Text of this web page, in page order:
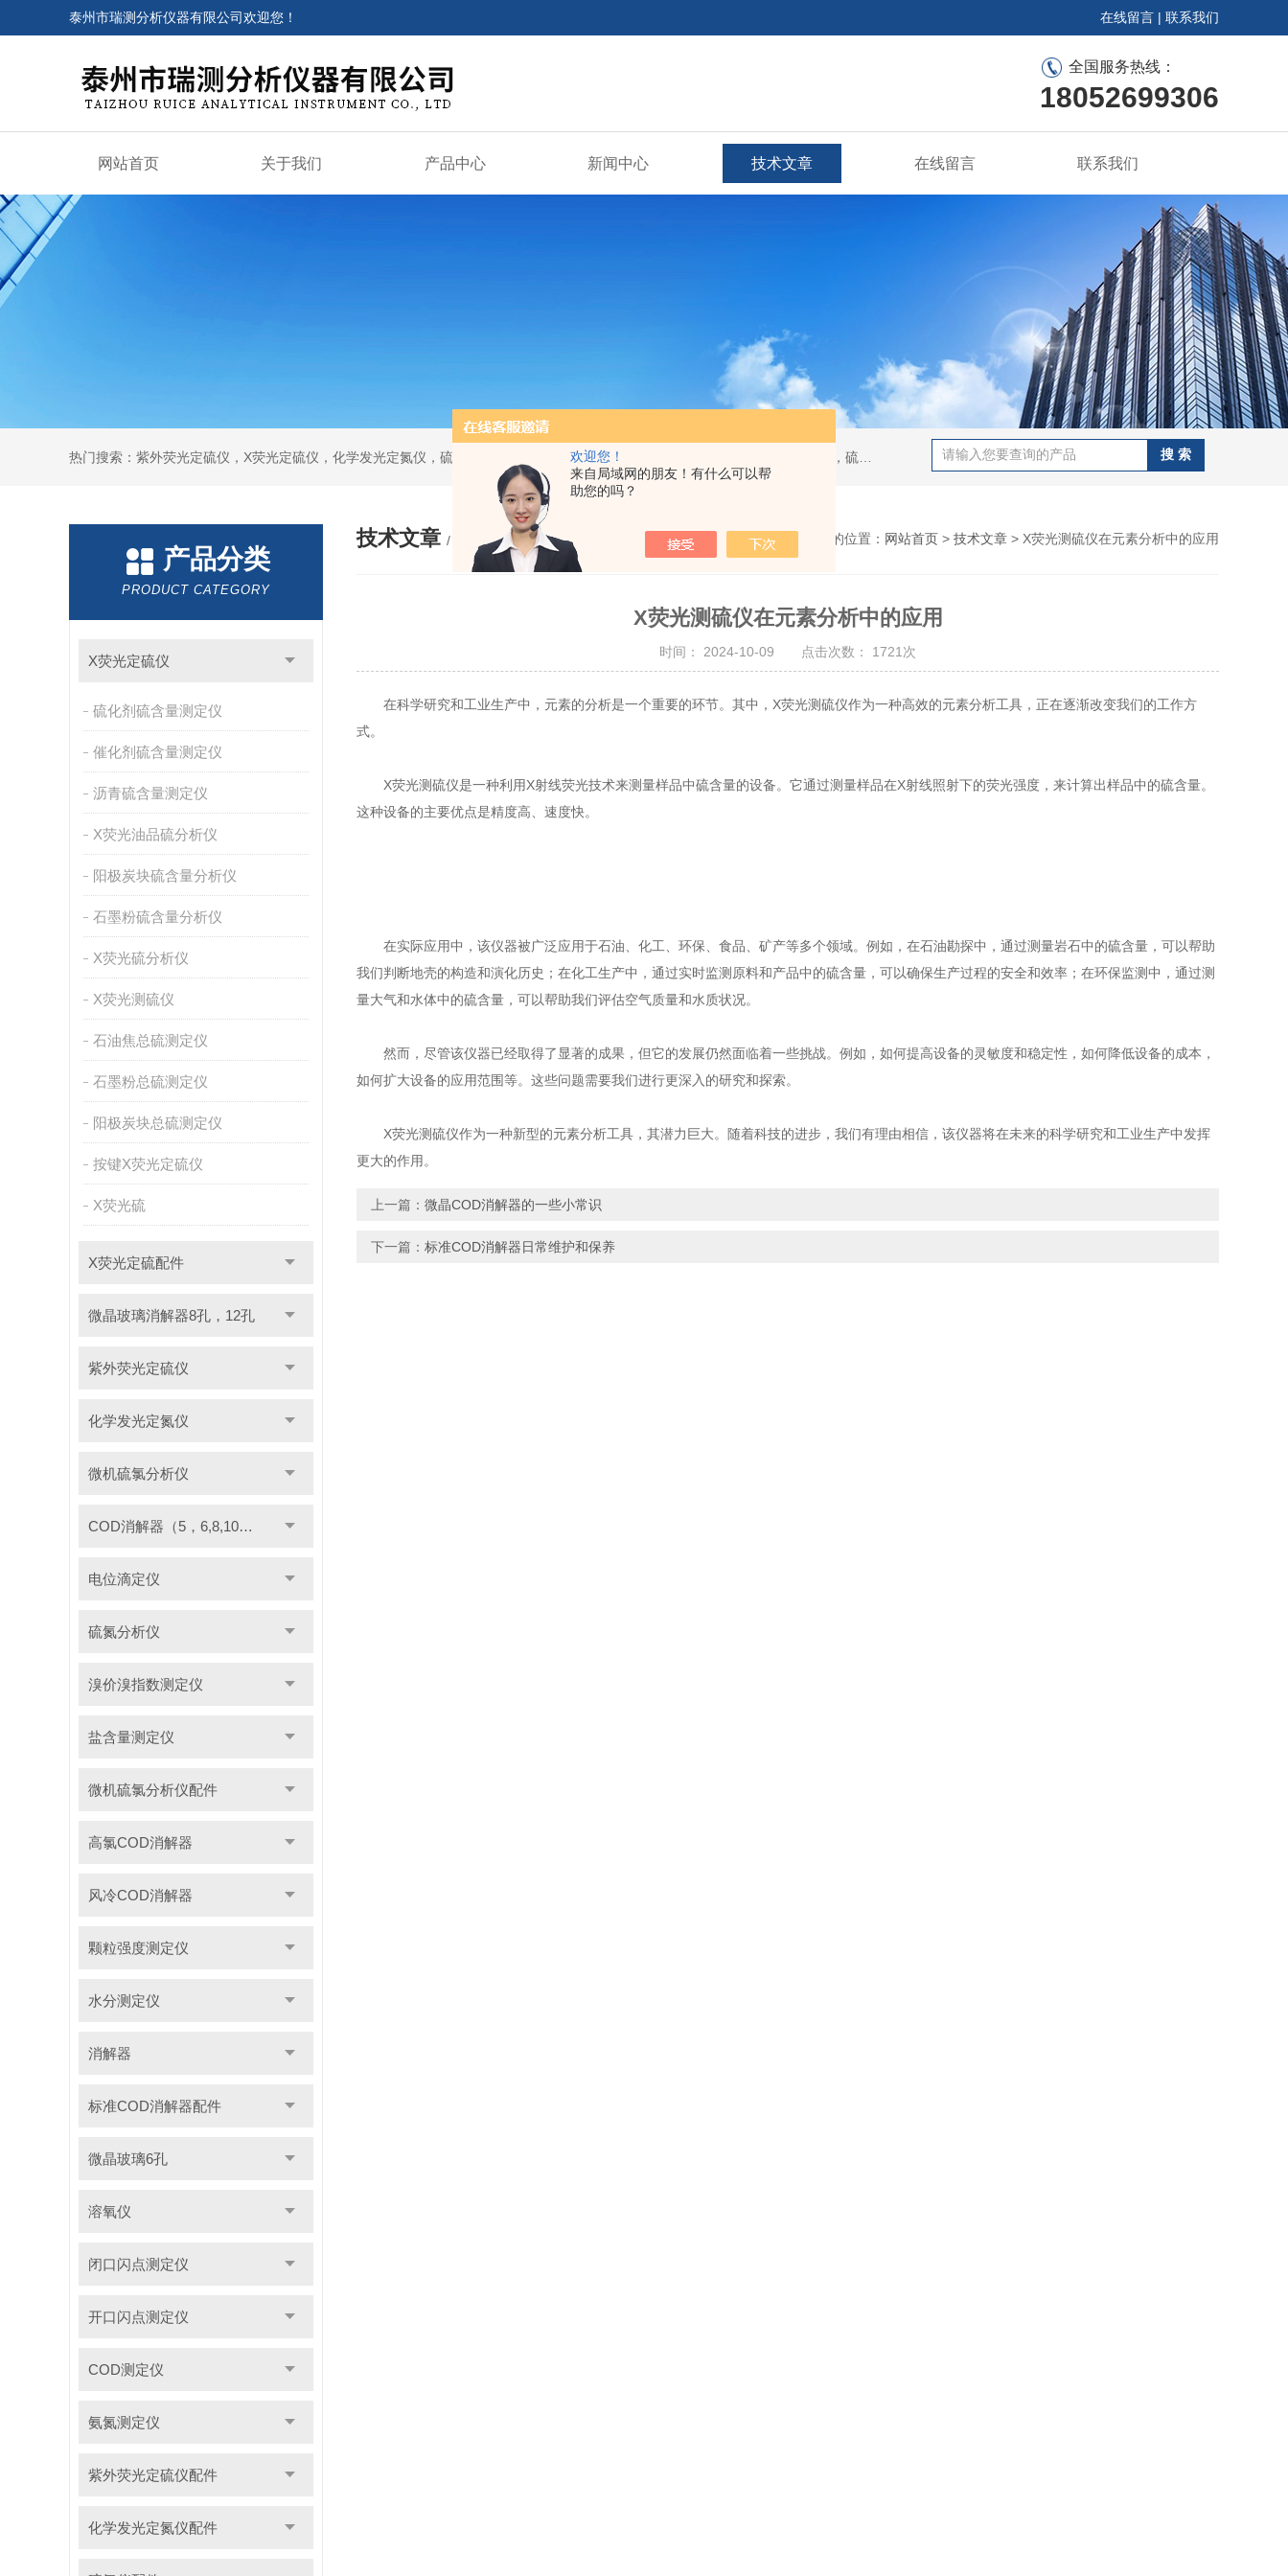
欢迎您！
来自局域网的朋友！有什么可以帮
助您的吗？
泰州市瑞测分析仪器有限公司欢迎您！ 在线留言 | 联系我们
全国服务热线：
18052699306
网站首页 关于我们 产品中心 新闻中心 技术文章 在线留言 联系我们
产品分类
PRODUCT CATEGORY
X荧光定硫仪
硫化剂硫含量测定仪
催化剂硫含量测定仪
沥青硫含量测定仪
X荧光油品硫分析仪
阳极炭块硫含量分析仪
石墨粉硫含量分析仪
X荧光硫分析仪
X荧光测硫仪
石油焦总硫测定仪
石墨粉总硫测定仪
阳极炭块总硫测定仪
按键X荧光定硫仪
X荧光硫
X荧光定硫配件
微晶玻璃消解器8孔，12孔
紫外荧光定硫仪
化学发光定氮仪
微机硫氯分析仪
COD消解器（5，6,8,10管）
电位滴定仪
硫氮分析仪
溴价溴指数测定仪
盐含量测定仪
微机硫氯分析仪配件
高氯COD消解器
风冷COD消解器
颗粒强度测定仪
水分测定仪
消解器
标准COD消解器配件
微晶玻璃6孔
溶氧仪
闭口闪点测定仪
开口闪点测定仪
COD测定仪
氨氮测定仪
紫外荧光定硫仪配件
化学发光定氮仪配件
技术文章 / ARTICLE 您的位置： 网站首页 > 技术文章 > X荧光测硫仪在元素分析中的应用
X荧光测硫仪在元素分析中的应用
时间： 2024-10-09 点击次数： 1721次
在科学研究和工业生产中，元素的分析是一个重要的环节。其中，X荧光测硫仪作为一种高效的元素分析工具，正在逐渐改变我们的工作方
式。
X荧光测硫仪是一种利用X射线荧光技术来测量样品中硫含量的设备。它通过测量样品在X射线照射下的荧光强度，来计算出样品中的硫含量。
这种设备的主要优点是精度高、速度快。
在实际应用中，该仪器被广泛应用于石油、化工、环保、食品、矿产等多个领域。例如，在石油勘探中，通过测量岩石中的硫含量，可以帮助
我们判断地壳的构造和演化历史；在化工生产中，通过实时监测原料和产品中的硫含量，可以确保生产过程的安全和效率；在环保监测中，通过测
量大气和水体中的硫含量，可以帮助我们评估空气质量和水质状况。
然而，尽管该仪器已经取得了显著的成果，但它的发展仍然面临着一些挑战。例如，如何提高设备的灵敏度和稳定性，如何降低设备的成本，
如何扩大设备的应用范围等。这些问题需要我们进行更深入的研究和探索。
X荧光测硫仪作为一种新型的元素分析工具，其潜力巨大。随着科技的进步，我们有理由相信，该仪器将在未来的科学研究和工业生产中发挥
更大的作用。
上一篇： 微晶COD消解器的一些小常识
下一篇： 标准COD消解器日常维护和保养